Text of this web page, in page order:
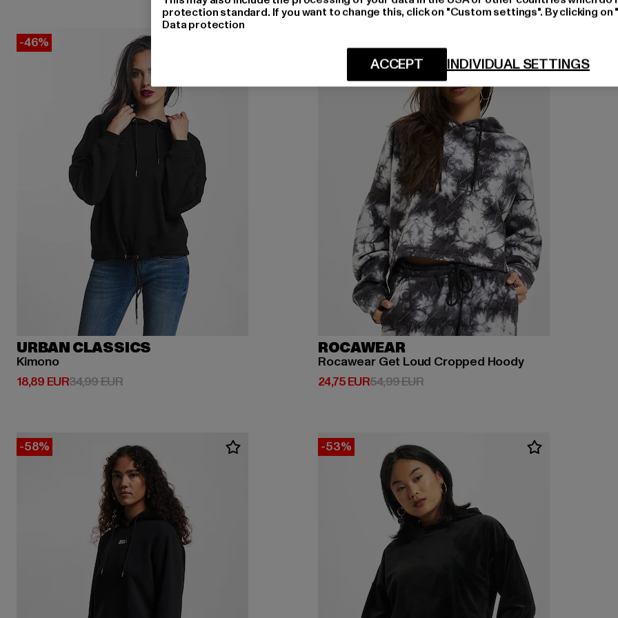
-46%
URBAN CLASSICS
Kimono
18,89 EUR
Derzeitiger Preis: 18,89 EUR
34,99 EURAktionspreis: 34,99 EUR
ROCAWEAR
Rocawear Get Loud Cropped Hoody
24,75 EUR
Derzeitiger Preis: 24,75 EUR
54,99 EURAktionspreis: 54,99 EUR
-58% -53%
protection standard. If you want to change this, click on "Custom settings". By clicking
Data protection
INDIVIDUAL SETTINGS
ACCEPT